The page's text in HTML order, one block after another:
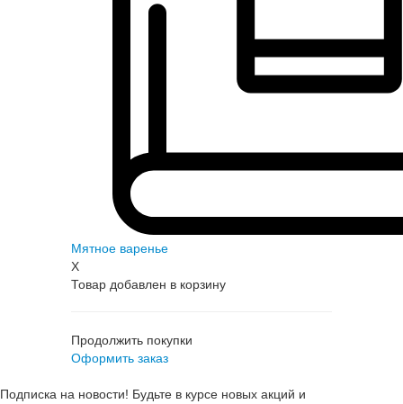
Мятное варенье
X
Товар добавлен в корзину
Продолжить покупки
Оформить заказ
Подписка на новости! Будьте в курсе новых акций и